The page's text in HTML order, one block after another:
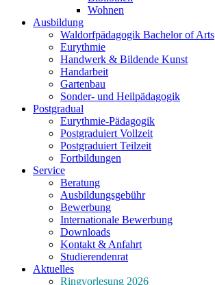
Wohnen
Ausbildung
Waldorfpädagogik Bachelor of Arts
Eurythmie
Handwerk & Bildende Kunst
Handarbeit
Gartenbau
Sonder- und Heilpädagogik
Postgradual
Eurythmie-Pädagogik
Postgraduiert Vollzeit
Postgraduiert Teilzeit
Fortbildungen
Service
Beratung
Ausbildungsgebühr
Bewerbung
Internationale Bewerbung
Downloads
Kontakt & Anfahrt
Studierendenrat
Aktuelles
Ringvorlesung 2026